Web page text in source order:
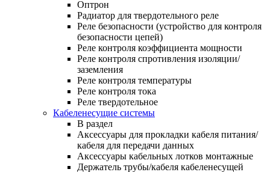
Оптрон
Радиатор для твердотельного реле
Реле безопасности (устройство для контроля
безопасности цепей)
Реле контроля коэффициента мощности
Реле контроля спротивления изоляции/
заземления
Реле контроля температуры
Реле контроля тока
Реле твердотельное
Кабеленесущие системы
В раздел
Аксессуары для прокладки кабеля питания/
кабеля для передачи данных
Аксессуары кабельных лотков монтажные
Держатель трубы/кабеля кабеленесущей